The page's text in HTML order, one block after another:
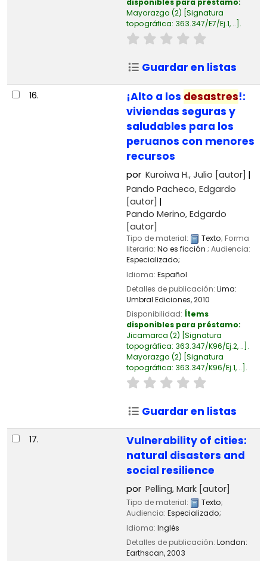
Mayorazgo (2) Signatura
topográfica: 363.347/E7/Ej.1, .. .
Guardar en listas
16. ¡Alto a los desastres!:
viviendas seguras y
saludables para los
peruanos con menores
recursos
por Kuroiwa H., Julio [autor]
Pando Pacheco, Edgardo
[autor]
Pando Merino, Edgardo
[autor]
Tipo de material: Texto; Forma
literaria: No es ficción ; Audiencia:
Especializado;
Idioma: Español
Detalles de publicación: Lima:
Umbral Ediciones,2010
Disponibilidad: Ítems
disponibles para préstamo:
Jicamarca (2) Signatura
topográfica: 363.347/K96/Ej.2, .. .
Mayorazgo (2) Signatura
topográfica: 363.347/K96/Ej.1, .. .
Guardar en listas
17.
Vulnerability of cities:
natural disasters and
social resilience
por Pelling, Mark[autor]
Tipo de material: Texto;
Audiencia: Especializado;
Idioma: Inglés
Detalles de publicación: London:
Earthscan,2003